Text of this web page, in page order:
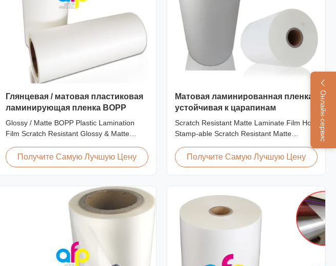
Онлайн-сервис
Глянцевая / матовая пластиковая
ламинирующая пленка BOPP
Glossy / Matte BOPP Plastic Lamination
Film Scratch Resistant Glossy & Matte
Resistant Film Product Specifications Item
Scratch Resistant Film Material BOPP +
Thickness 24micron - 32micron Roll Length
300m - 4000m Core Size 1 inch ...
Получите Самую Лучшую Цену
Матовая ламинированная пленка,
устойчивая к царапинам
Scratch Resistant Matte Laminate Film Hot
Stamp-able Scratch Resistant Matte
Cardboard Scratch resistant matte laminate
film is one of the plastic laminate films we
thermal ...
Получите Самую Лучшую Цену